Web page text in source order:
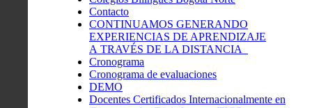
Contacto
CONTINUAMOS GENERANDO
EXPERIENCIAS DE APRENDIZAJE
A TRAVÉS DE LA DISTANCIA
Cronograma
Cronograma de evaluaciones
DEMO
Docentes Certificados Internacionalmente en